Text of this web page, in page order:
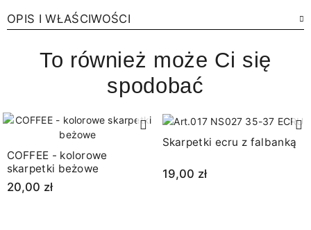
OPIS I WŁAŚCIWOŚCI
To również może Ci się
spodobać
COFFEE - kolorowe
skarpetki beżowe
20,00 zł
Skarpetki ecru z falbanką
19,00 zł